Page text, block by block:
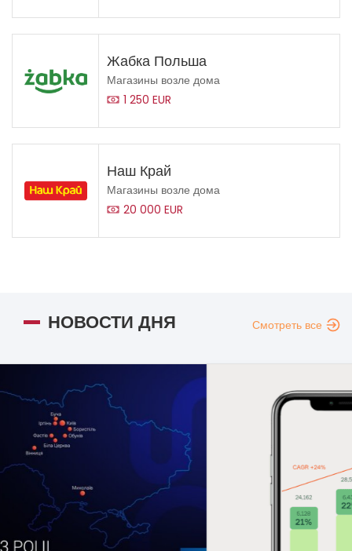
Жабка Польша
Магазины возле дома
1 250 EUR
Наш Край
Магазины возле дома
20 000 EUR
НОВОСТИ ДНЯ Смотреть все